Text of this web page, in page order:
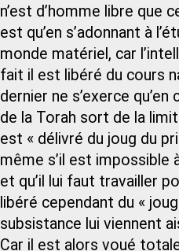
n’est d’homme libre que
est qu’en s’adonnant à
monde matériel, car
fait il est libéré du cours
dernier ne s’exerce
de la Torah sort de la
est « délivré du joug du
même s’il est impossible
et qu’il lui faut travailler
libéré cependant du «
subsistance lui viennent
Car il est alors voué